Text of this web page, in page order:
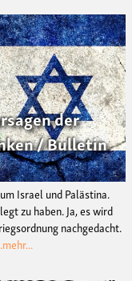
der
/ Bulletin
Israel und Palästina.
zu haben. Ja, es wird
nachgedacht.